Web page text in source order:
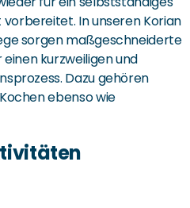
vorbereitet. In unseren Korian
sorgen maßgeschneiderte
kurzweiligen und
Dazu gehören
ebenso wie